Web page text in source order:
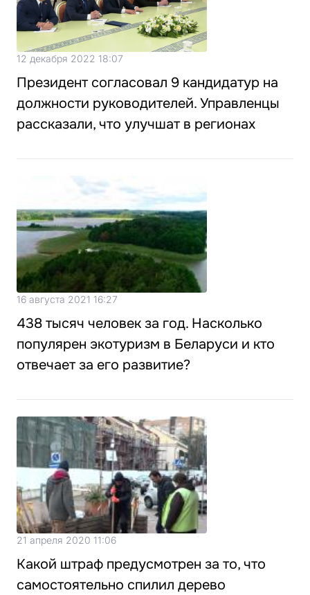
12 декабря 2022 18:07
Президент согласовал 9 кандидатур на
должности руководителей. Управленцы
рассказали, что улучшат в регионах
16 августа 2021 16:27
438 тысяч человек за год. Насколько
популярен экотуризм в Беларуси и кто
отвечает за его развитие?
21 апреля 2020 11:06
Какой штраф предусмотрен за то, что
самостоятельно спилил дерево